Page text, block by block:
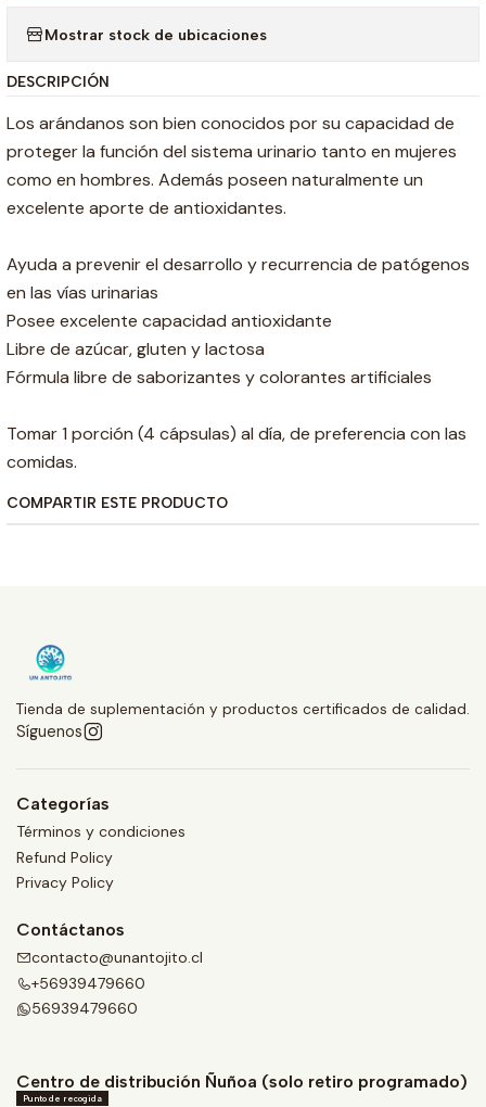
Mostrar stock de ubicaciones
DESCRIPCIÓN
Los arándanos son bien conocidos por su capacidad de
proteger la función del sistema urinario tanto en mujeres
como en hombres. Además poseen naturalmente un
excelente aporte de antioxidantes.
Ayuda a prevenir el desarrollo y recurrencia de patógenos
en las vías urinarias
Posee excelente capacidad antioxidante
Libre de azúcar, gluten y lactosa
Fórmula libre de saborizantes y colorantes artificiales
Tomar 1 porción (4 cápsulas) al día, de preferencia con las
comidas.
COMPARTIR ESTE PRODUCTO
Tienda de suplementación y productos certificados de calidad.
Síguenos
Categorías
Términos y condiciones
Refund Policy
Privacy Policy
Contáctanos
contacto@unantojito.cl
+56939479660
56939479660
Centro de distribución Ñuñoa (solo retiro programado)
Punto de recogida